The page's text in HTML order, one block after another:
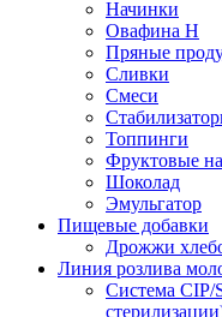
Начинки
Овафина Н
Пряные
Сливки
Смеси
Топпинги
Фруктовые
Шоколад
Эмульгатор
Пищевые добавки
Дрожжи
Линия розлива
Система CIP/